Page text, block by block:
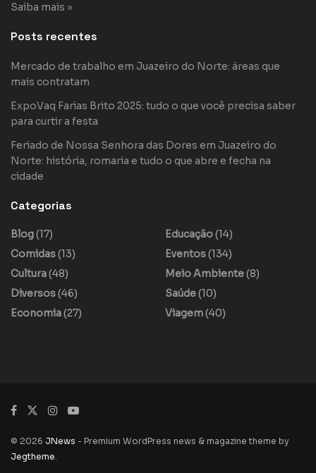
Saiba mais »
Posts recentes
Mercado de trabalho em Juazeiro do Norte: áreas que
mais contratam
ExpoVaq Farias Brito 2025: tudo o que você precisa saber
para curtir a festa
Feriado de Nossa Senhora das Dores em Juazeiro do
Norte: história, romaria e tudo o que abre e fecha na
cidade
Categorias
Blog(17)
Comidas(13)
Cultura(48)
Diversos(46)
Economia(27)
Educação(14)
Eventos(134)
Meio Ambiente(8)
Saúde(10)
Viagem(40)
© 2026 JNews - Premium WordPress news & magazine theme by
Jegtheme.